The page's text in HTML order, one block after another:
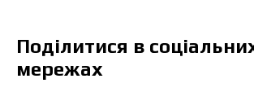
Поділитися в
мережах